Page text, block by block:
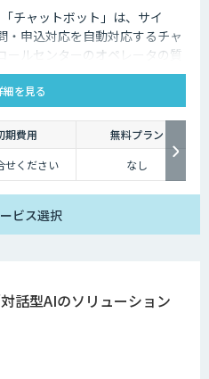
チャットボット」は、サイ
・申込対応を自動対応するチャ
ールセンターのオペレータの質
ボットの開発・導入を行いま
細を見る
期費用
無料プラン
せください なし
ビス選択
話型AIのソリューション